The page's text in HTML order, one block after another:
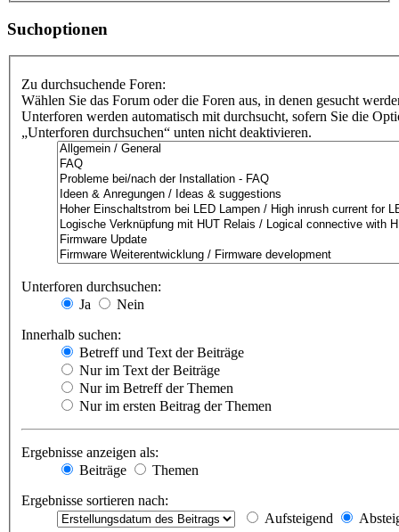
Suchoptionen
Zu durchsuchende Foren:
Wählen Sie das Forum oder die Foren aus, in denen gesucht
Unterforen werden automatisch mit durchsucht, sofern Sie die
„Unterforen durchsuchen“ unten nicht deaktivieren.
Unterforen durchsuchen:
Ja
Nein
Innerhalb suchen:
Betreff und Text der Beiträge
Nur im Text der Beiträge
Nur im Betreff der Themen
Nur im ersten Beitrag der Themen
Ergebnisse anzeigen als:
Beiträge
Themen
Ergebnisse sortieren nach:
Aufsteigend